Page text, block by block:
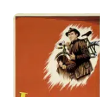
mais de 10x?)